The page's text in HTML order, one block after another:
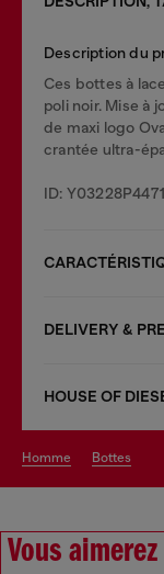
Description du
Ces bottes à
poli noir. Mise à
de maxi logo
crantée ultra-
ID: Y03228P4471
DELIVERY &
HOUSE OF
homme bottes
Vous